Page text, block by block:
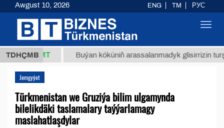
TDHÇMB
ТМТ Buýan köküniň arassalanmadyk glisirrizin turşusy (t.)
Jemgyýet
Türkmenistan we Gruziýa bilim ulgamynda
bilelikdäki taslamalary taýýarlamagy
maslahatlaşdylar
Awgust 10, 2026 ENG TM РУС